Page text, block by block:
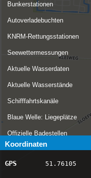
Bunkerstationen
Autoverladebuchten
KNRM-Rettungsstationen
Seewettermessungen
Aktuelle Wasserdaten
Aktuelle Wasserstände
Schifffahrtskanäle
Blaue Welle: Liegeplätze
Offizielle Badestellen
Nachrichten Binnenschifffahrt
AIS-Schiffspositionen
Koordinaten
GPS 51.76105